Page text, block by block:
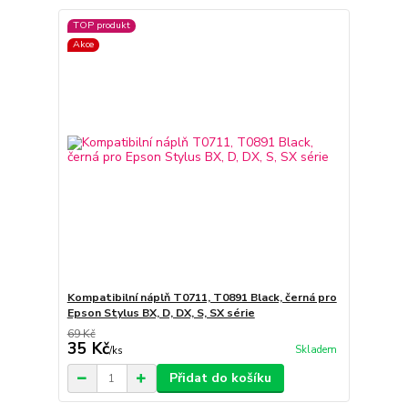
TOP produkt
Akce
Kompatibilní náplň T0711, T0891 Black, černá pro
Epson Stylus BX, D, DX, S, SX série
69 Kč
35 Kč/ks Skladem
Přidat do košíku